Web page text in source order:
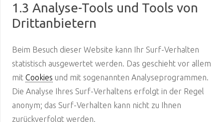
1.3 Analyse-Tools und Tools von
Drittanbietern
Beim Besuch dieser Website kann Ihr Surf-Verhalten
statistisch ausgewertet werden. Das geschieht vor allem
mit Cookies und mit sogenannten Analyseprogrammen.
Die Analyse Ihres Surf-Verhaltens erfolgt in der Regel
anonym; das Surf-Verhalten kann nicht zu Ihnen
zurückverfolgt werden.